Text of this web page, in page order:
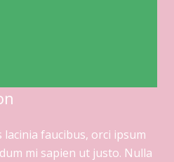
faucibus, orci ipsum
mi sapien ut justo. Nulla